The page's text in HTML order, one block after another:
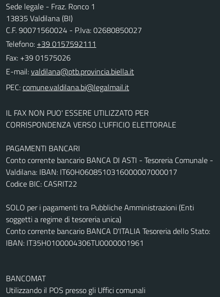
Sede legale - Fraz. Ronco 1
13835 Valdilana (BI)
C.F. 90071560024 - P.Iva: 02680850027
Telefono: +39 0157592111
Fax: +39 01575026
E-mail:
PEC:
IL FAX NON PUO' ESSERE UTILIZZATO PER
CORRISPONDENZA VERSO L'UFFICIO ELETTORALE
PAGAMENTI BANCARI
Conto corrente bancario BANCA DI ASTI - Tesoreria Comunale -
Valdilana: IBAN: IT60H0608510316000007000017
Codice BIC: CASRIT22
SOLO per i pagamenti tra Pubbliche Amministrazioni (Enti
soggetti a regime di tesoreria unica)
Conto corrente bancario BANCA D'ITALIA Tesoreria dello Stato:
IBAN: IT35H0100004306TU0000001961
BANCOMAT
Utilizzando il POS presso gli Uffici comunali